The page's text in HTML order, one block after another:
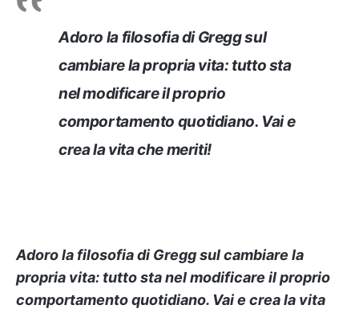
Adoro la filosofia di Gregg sul
cambiare la propria vita: tutto sta
nel modificare il proprio
comportamento quotidiano. Vai e
crea la vita che meriti!
Adoro la filosofia di Gregg sul cambiare la
propria vita: tutto sta nel modificare il proprio
comportamento quotidiano. Vai e crea la vita